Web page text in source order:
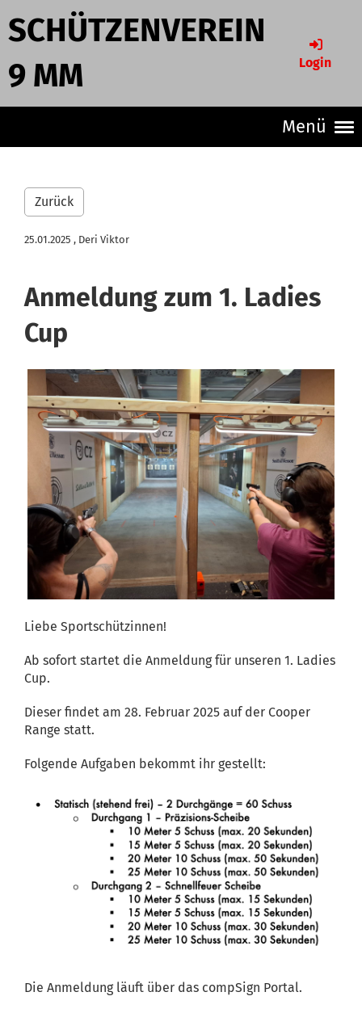
SCHÜTZENVEREIN
9 MM
Login
Menü
Zurück
25.01.2025 , Deri Viktor
Anmeldung zum 1. Ladies
Cup
Liebe Sportschützinnen!
Ab sofort startet die Anmeldung für unseren 1. Ladies
Cup.
Dieser findet am 28. Februar 2025 auf der Cooper
Range statt.
Folgende Aufgaben bekommt ihr gestellt:
Die Anmeldung läuft über das compSign Portal.